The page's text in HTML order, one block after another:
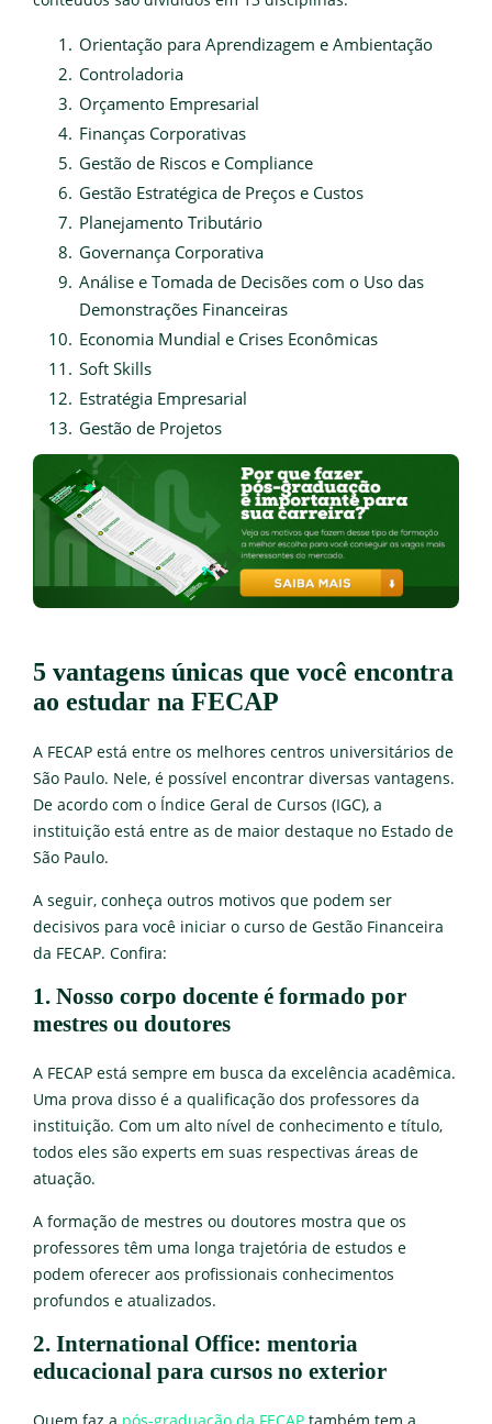
Orientação para Aprendizagem e Ambientação
Controladoria
Orçamento Empresarial
Finanças Corporativas
Gestão de Riscos e Compliance
Gestão Estratégica de Preços e Custos
Planejamento Tributário
Governança Corporativa
Análise e Tomada de Decisões com o Uso das
Demonstrações Financeiras
Economia Mundial e Crises Econômicas
Soft Skills
Estratégia Empresarial
Gestão de Projetos
5 vantagens únicas que você encontra
ao estudar na FECAP
A FECAP está entre os melhores centros universitários de
São Paulo. Nele, é possível encontrar diversas vantagens.
De acordo com o Índice Geral de Cursos (IGC), a
instituição está entre as de maior destaque no Estado de
São Paulo.
A seguir, conheça outros motivos que podem ser
decisivos para você iniciar o curso de Gestão Financeira
da FECAP. Confira:
1. Nosso corpo docente é formado por
mestres ou doutores
A FECAP está sempre em busca da excelência acadêmica.
Uma prova disso é a qualificação dos professores da
instituição. Com um alto nível de conhecimento e título,
todos eles são experts em suas respectivas áreas de
atuação.
A formação de mestres ou doutores mostra que os
professores têm uma longa trajetória de estudos e
podem oferecer aos profissionais conhecimentos
profundos e atualizados.
2. International Office: mentoria
educacional para cursos no exterior